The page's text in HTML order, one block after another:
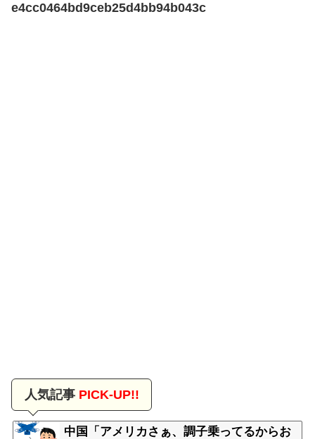
e4cc0464bd9ceb25d4bb94b043c
人気記事PICK-UP!!
中国「アメリカさぁ、調子乗ってるからお